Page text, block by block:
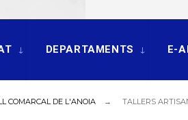
DEPARTAMENTS E-
COMARCAL DE L'ANOIA TALLERS